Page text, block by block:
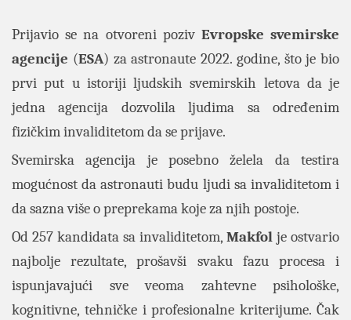
Prijavio se na otvoreni poziv Evropske svemirske
agencije (ESA) za astronaute 2022. godine, što je bio
prvi put u istoriji ljudskih svemirskih letova da je
jedna agencija dozvolila ljudima sa određenim
fizičkim invaliditetom da se prijave.
Svemirska agencija je posebno želela da testira
mogućnost da astronauti budu ljudi sa invaliditetom i
da sazna više o preprekama koje za njih postoje.
Od 257 kandidata sa invaliditetom, Makfol je ostvario
najbolje rezultate, prošavši svaku fazu procesa i
ispunjavajući sve veoma zahtevne psihološke,
kognitivne, tehničke i profesionalne kriterijume. Čak